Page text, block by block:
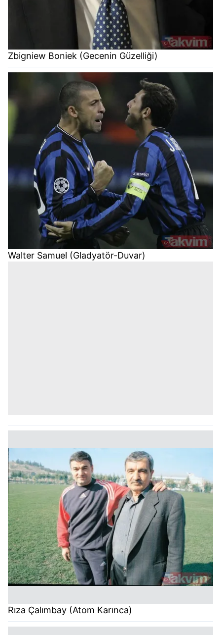
Zbigniew Boniek (Gecenin Güzelliği)
Walter Samuel (Gladyatör-Duvar)
Rıza Çalımbay (Atom Karınca)